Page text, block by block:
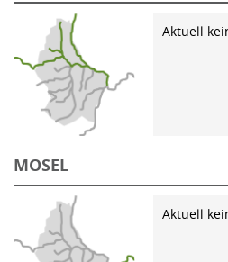
Aktuell
MOSEL
Aktuell